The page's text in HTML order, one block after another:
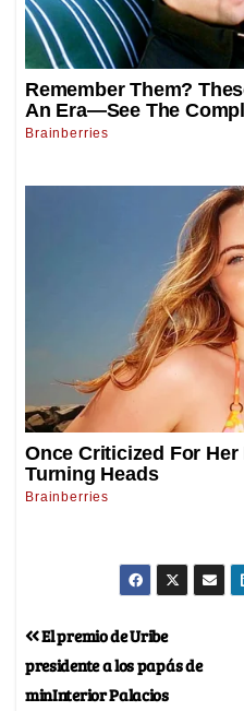
El premio de Uribe
presidente a los papás de
minInterior Palacios